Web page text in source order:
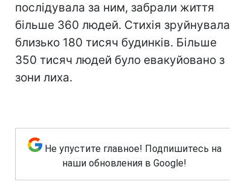
послідувала за ним, забрали життя
більше 360 людей. Стихія зруйнувала
близько 180 тисяч будинків. Більше
350 тисяч людей було евакуйовано з
зони лиха.
Не упустите главное! Подпишитесь на
наши обновления в Google!